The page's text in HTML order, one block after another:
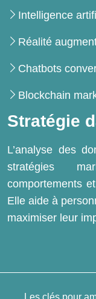
Intelligence
Réalité
Chatbots
Blockchain
Stratégie
L’analyse des
stratégies
comportements
Elle aide à
maximiser leur
Les clés pour